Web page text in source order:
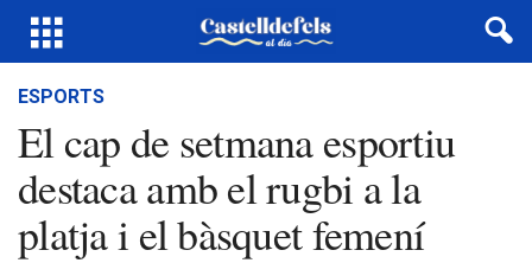
ESPORTS
El cap de setmana esportiu
destaca amb el rugbi a la
platja i el bàsquet femení